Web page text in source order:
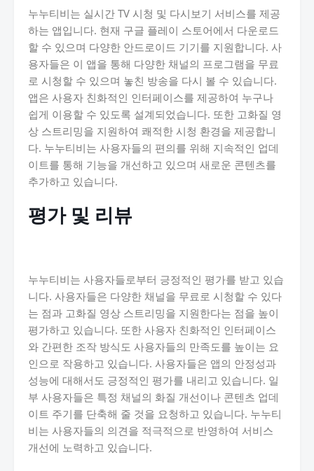
누누티비는 실시간 TV 시청 및 다시보기 서비스를 제공
하는 앱입니다. 현재 구글 플레이 스토어에서 다운로드
할 수 있으며 다양한 안드로이드 기기를 지원합니다. 사
용자들은 이 앱을 통해 다양한 채널의 프로그램을 무료
로 시청할 수 있으며 놓친 방송을 다시 볼 수 있습니다.
앱은 사용자 친화적인 인터페이스를 제공하여 누구나
쉽게 이용할 수 있도록 설계되었습니다. 또한 고화질 영
상 스트리밍을 지원하여 쾌적한 시청 환경을 제공합니
다. 누누티비는 사용자들의 편의를 위해 지속적인 업데
이트를 통해 기능을 개선하고 있으며 새로운 콘텐츠를
추가하고 있습니다.
평가 및 리뷰
누누티비는 사용자들로부터 긍정적인 평가를 받고 있습
니다. 사용자들은 다양한 채널을 무료로 시청할 수 있다
는 점과 고화질 영상 스트리밍을 지원한다는 점을 높이
평가하고 있습니다. 또한 사용자 친화적인 인터페이스
와 간편한 조작 방식도 사용자들의 만족도를 높이는 요
인으로 작용하고 있습니다. 사용자들은 앱의 안정성과
성능에 대해서도 긍정적인 평가를 내리고 있습니다. 일
부 사용자들은 특정 채널의 화질 개선이나 콘텐츠 업데
이트 주기를 단축해 줄 것을 요청하고 있습니다. 누누티
비는 사용자들의 의견을 적극적으로 반영하여 서비스
개선에 노력하고 있습니다.